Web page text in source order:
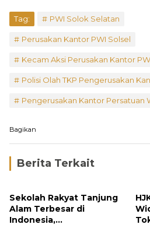
Tag: PWI Solok Selatan
Perusakan Kantor PWI Solsel
Kecam Aksi Perusakan Kantor
Polisi Olah TKP Pengerusakan
Pengerusakan Kantor Persatuan
Bagikan
Berita Terkait
Sekolah Rakyat Tanjung
Alam Terbesar di
Indonesia,